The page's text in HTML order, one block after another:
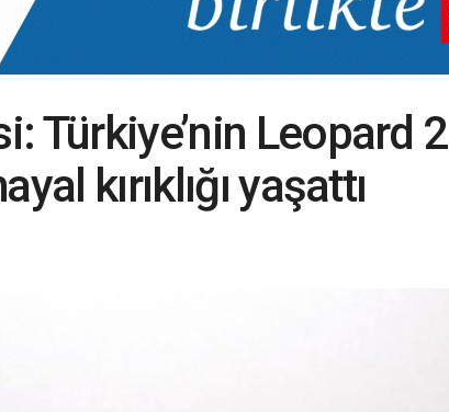
Türkiye’nin Leopard 2
kırıklığı yaşattı